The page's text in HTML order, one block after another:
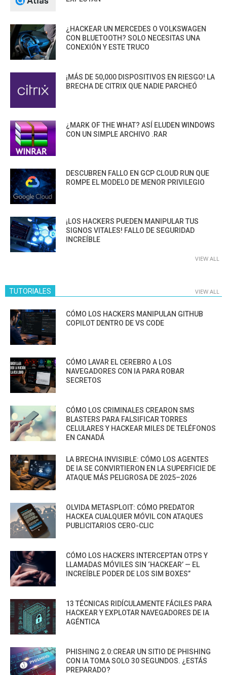
¿HACKEAR UN MERCEDES O VOLKSWAGEN
CON BLUETOOTH? SOLO NECESITAS UNA
CONEXIÓN Y ESTE TRUCO
¡MÁS DE 50,000 DISPOSITIVOS EN RIESGO! LA
BRECHA DE CITRIX QUE NADIE PARCHEÓ
¿MARK OF THE WHAT? ASÍ ELUDEN WINDOWS
CON UN SIMPLE ARCHIVO .RAR
DESCUBREN FALLO EN GCP CLOUD RUN QUE
ROMPE EL MODELO DE MENOR PRIVILEGIO
¡LOS HACKERS PUEDEN MANIPULAR TUS
SIGNOS VITALES! FALLO DE SEGURIDAD
INCREÍBLE
VIEW ALL
TUTORIALES VIEW ALL
CÓMO LOS HACKERS MANIPULAN GITHUB
COPILOT DENTRO DE VS CODE
CÓMO LAVAR EL CEREBRO A LOS
NAVEGADORES CON IA PARA ROBAR
SECRETOS
CÓMO LOS CRIMINALES CREARON SMS
BLASTERS PARA FALSIFICAR TORRES
CELULARES Y HACKEAR MILES DE TELÉFONOS
EN CANADÁ
LA BRECHA INVISIBLE: CÓMO LOS AGENTES
DE IA SE CONVIRTIERON EN LA SUPERFICIE DE
ATAQUE MÁS PELIGROSA DE 2025–2026
OLVIDA METASPLOIT: CÓMO PREDATOR
HACKEA CUALQUIER MÓVIL CON ATAQUES
PUBLICITARIOS CERO-CLIC
CÓMO LOS HACKERS INTERCEPTAN OTPS Y
LLAMADAS MÓVILES SIN ‘HACKEAR’ — EL
INCREÍBLE PODER DE LOS SIM BOXES”
13 TÉCNICAS RIDÍCULAMENTE FÁCILES PARA
HACKEAR Y EXPLOTAR NAVEGADORES DE IA
AGÉNTICA
PHISHING 2.0:CREAR UN SITIO DE PHISHING
CON IA TOMA SOLO 30 SEGUNDOS. ¿ESTÁS
PREPARADO?